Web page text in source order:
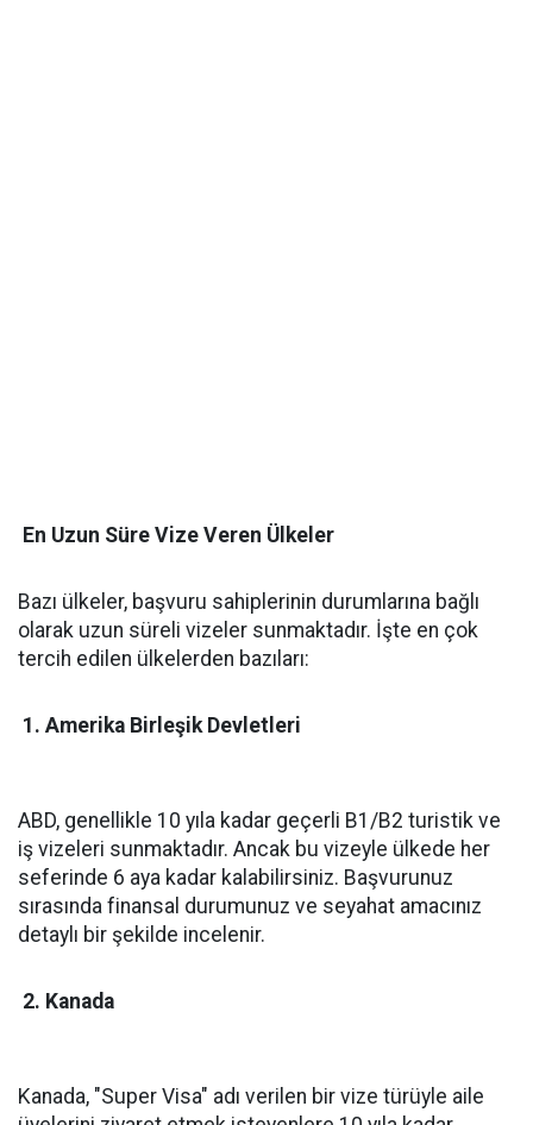
En Uzun Süre Vize Veren Ülkeler
Bazı ülkeler, başvuru sahiplerinin durumlarına bağlı
olarak uzun süreli vizeler sunmaktadır. İşte en çok
tercih edilen ülkelerden bazıları:
1. Amerika Birleşik Devletleri
ABD, genellikle 10 yıla kadar geçerli B1/B2 turistik ve
iş vizeleri sunmaktadır. Ancak bu vizeyle ülkede her
seferinde 6 aya kadar kalabilirsiniz. Başvurunuz
sırasında finansal durumunuz ve seyahat amacınız
detaylı bir şekilde incelenir.
2. Kanada
Kanada, "Super Visa" adı verilen bir vize türüyle aile